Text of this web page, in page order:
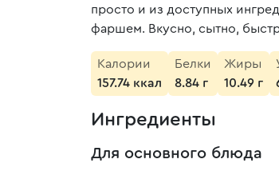
просто и из доступных
фаршем. Вкусно, сытно,
Калории
157.74 ккал
Белки
8.84 г
Жиры
10.49 г
Ингредиенты
Для основного блюда